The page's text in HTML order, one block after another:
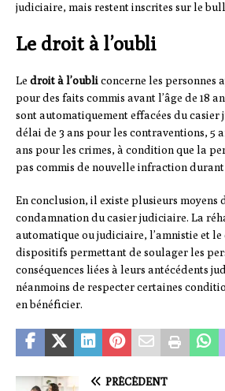
judiciaire, mais restent inscrites sur le
Le droit à l’oubli
Le droit à l’oubliconcerne les personnes
pour des faits commis avant l’âge de 18
sont automatiquement effacées du casier
délai de 3 ans pour les contraventions, 5
ans pour les crimes, à condition que la
pas commis de nouvelle infraction durant
En conclusion, il existe plusieurs moyens
condamnation du casier judiciaire. La
automatique ou judiciaire, l’amnistie et le
dispositifs permettant de soulager les
conséquences liées à leurs antécédents
néanmoins de respecter certaines
en bénéficier.
PRÉCÉDENT